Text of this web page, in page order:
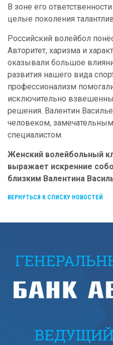
В зоне его
целые поколения
Российский волейбол
Авторитет, харизма и
оказывали большое
развития нашего вида
профессионализм
исключительно
решения. Валентин
человеком,
специалистом.
Женский волейбольный
выражает искренние
близким Валентина
ВЕРНУТЬСЯ К СПИСКУ НОВОСТЕЙ